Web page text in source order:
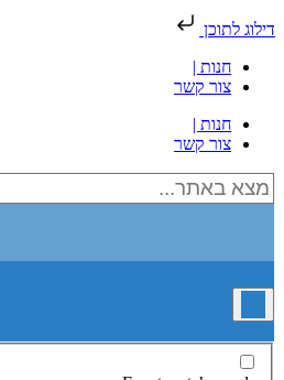
דילוג לתוכן
חנות |
צור קשר
חנות |
צור קשר